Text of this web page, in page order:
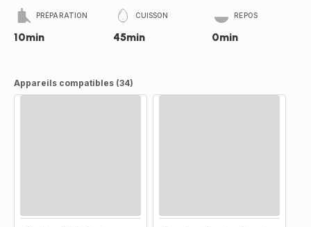
PRÉPARATION
10min
CUISSON
45min
REPOS
0min
Appareils compatibles (34)